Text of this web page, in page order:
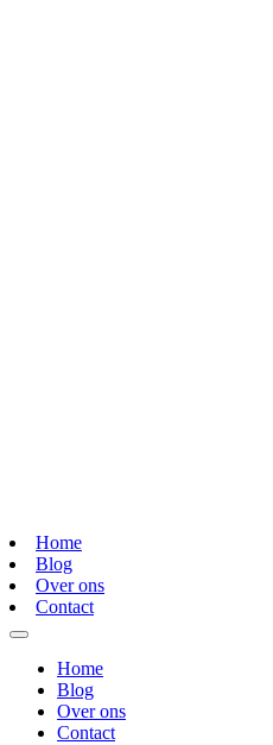
Home
Blog
Over ons
Contact
Home
Blog
Over ons
Contact